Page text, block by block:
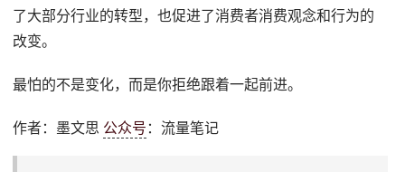
了大部分行业的转型，也促进了消费者消费观念和行为的
改变。
最怕的不是变化，而是你拒绝跟着一起前进。
作者：墨文思 公众号 ：流量笔记